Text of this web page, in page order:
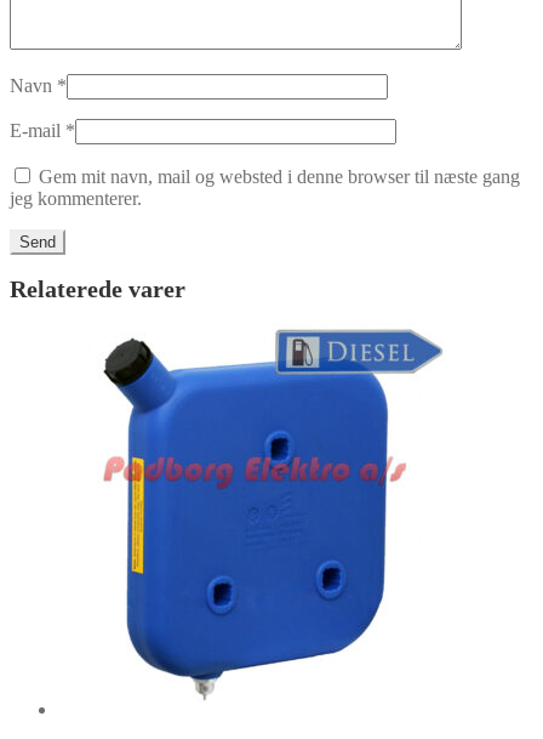
Navn *
E-mail *
Gem mit navn, mail og websted i denne browser til næste gang
jeg kommenterer.
Relaterede varer